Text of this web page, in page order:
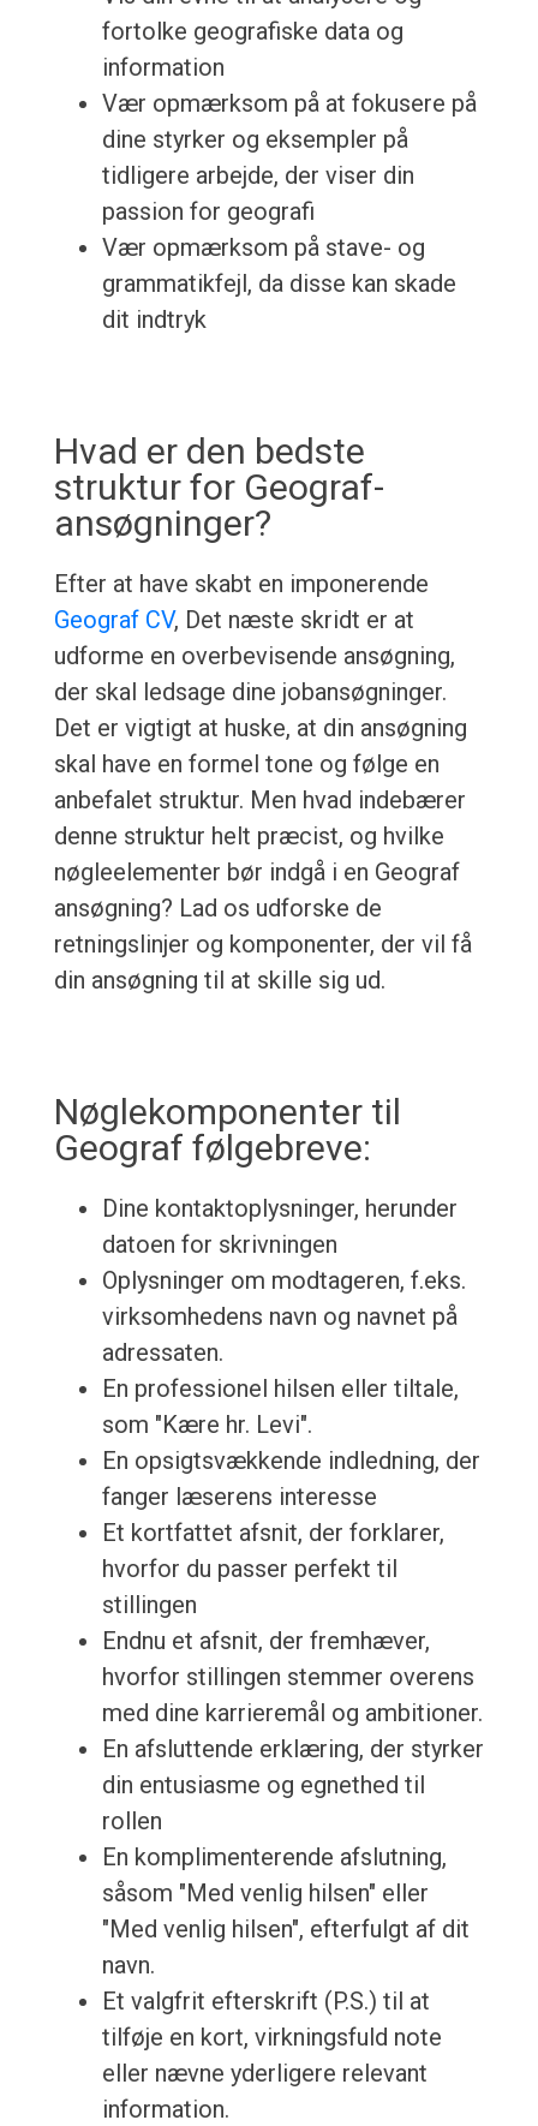
fortolke geografiske data og
information
Vær opmærksom på at fokusere på
dine styrker og eksempler på
tidligere arbejde, der viser din
passion for geografi
Vær opmærksom på stave- og
grammatikfejl, da disse kan skade
dit indtryk
Hvad er den bedste
struktur for Geograf-
ansøgninger?
Efter at have skabt en imponerende
Geograf CV, Det næste skridt er at
udforme en overbevisende ansøgning,
der skal ledsage dine jobansøgninger.
Det er vigtigt at huske, at din ansøgning
skal have en formel tone og følge en
anbefalet struktur. Men hvad indebærer
denne struktur helt præcist, og hvilke
nøgleelementer bør indgå i en Geograf
ansøgning? Lad os udforske de
retningslinjer og komponenter, der vil få
din ansøgning til at skille sig ud.
Nøglekomponenter til
Geograf følgebreve:
Dine kontaktoplysninger, herunder
datoen for skrivningen
Oplysninger om modtageren, f.eks.
virksomhedens navn og navnet på
adressaten.
En professionel hilsen eller tiltale,
som "Kære hr. Levi".
En opsigtsvækkende indledning, der
fanger læserens interesse
Et kortfattet afsnit, der forklarer,
hvorfor du passer perfekt til
stillingen
Endnu et afsnit, der fremhæver,
hvorfor stillingen stemmer overens
med dine karrieremål og ambitioner.
En afsluttende erklæring, der styrker
din entusiasme og egnethed til
rollen
En komplimenterende afslutning,
såsom "Med venlig hilsen" eller
"Med venlig hilsen", efterfulgt af dit
navn.
Et valgfrit efterskrift (P.S.) til at
tilføje en kort, virkningsfuld note
eller nævne yderligere relevant
information.